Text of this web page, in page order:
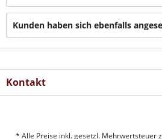
Kunden haben sich ebenfalls
Kontakt
* Alle Preise inkl. gesetzl. Mehrwertsteuer